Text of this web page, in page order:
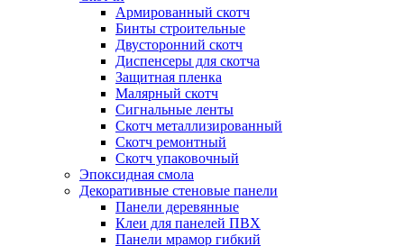
Армированный скотч
Бинты строительные
Двусторонний скотч
Диспенсеры для скотча
Защитная пленка
Малярный скотч
Сигнальные ленты
Скотч металлизированный
Скотч ремонтный
Скотч упаковочный
Эпоксидная смола
Декоративные стеновые панели
Панели деревянные
Клеи для панелей ПВХ
Панели мрамор гибкий